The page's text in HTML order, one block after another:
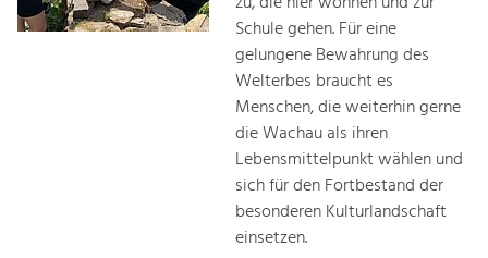
Schule gehen. Für eine
gelungene Bewah­rung des
Welterbes braucht es
Menschen, die weiterhin gerne
die Wachau als ihren
Lebensmittelpunkt wählen und
sich für den Fortbestand der
besonderen Kulturlandschaft
einsetzen.